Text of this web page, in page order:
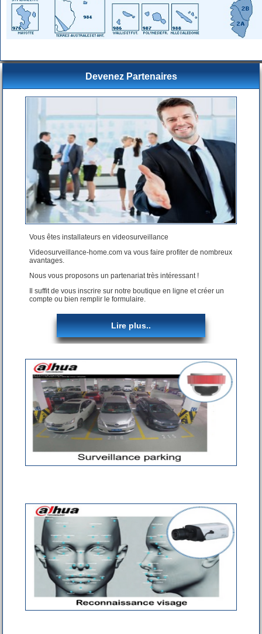
Devenez Partenaires
Vous êtes installateurs en videosurveillance
Videosurveillance-home.com va vous faire profiter de nombreux
avantages.
Nous vous proposons un partenariat très intéressant !
Il suffit de vous inscrire sur notre boutique en ligne et créer un
compte ou bien remplir le formulaire.
Lire plus..